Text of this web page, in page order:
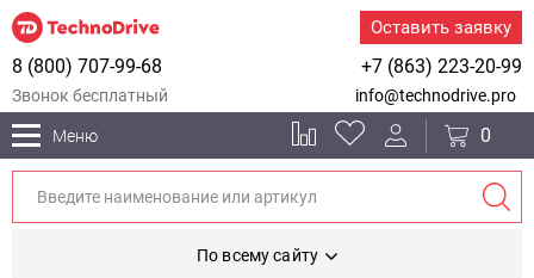
Оставить заявку
+7 (863) 223-20-99
8 (800) 707-99-68
Звонок бесплатный info@technodrive.pro
Меню 0
По всему сайту